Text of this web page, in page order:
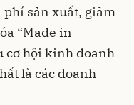
phí sản xuất, giảm
“Made in
cơ hội kinh doanh
là các doanh